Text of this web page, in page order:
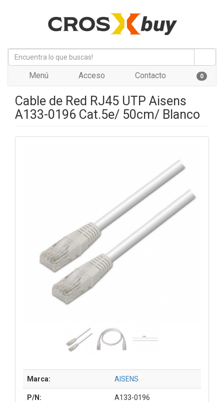
Menú Acceso Contacto 0
Cable de Red RJ45 UTP Aisens
A133-0196 Cat.5e/ 50cm/ Blanco
Marca: AISENS
P/N: A133-0196